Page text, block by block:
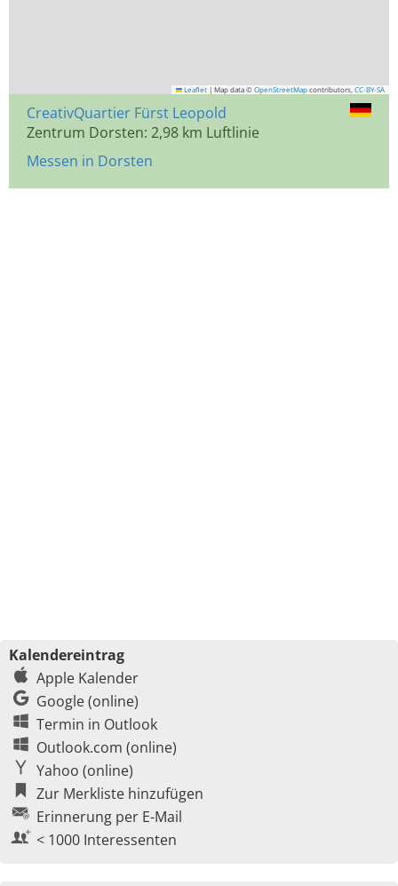
Leaflet | Map data © OpenStreetMap contributors, CC-BY-SA
CreativQuartier Fürst Leopold
Zentrum Dorsten: 2,98 km Luftlinie
Messen in Dorsten
Kalendereintrag
Apple Kalender
Google (online)
Termin in Outlook
Outlook.com (online)
Yahoo (online)
Zur Merkliste hinzufügen
Erinnerung per E-Mail
< 1000 Interessenten